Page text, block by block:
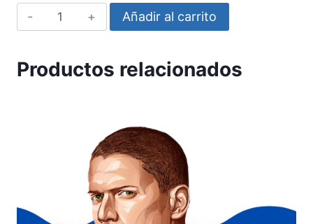
Fernet
Logo
Añadir al carrito
Productos relacionados